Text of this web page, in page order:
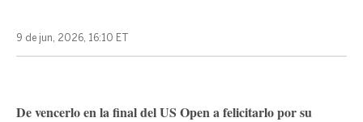
9 de jun, 2026, 16:10 ET
De vencerlo en la final del US Open a felicitarlo por su